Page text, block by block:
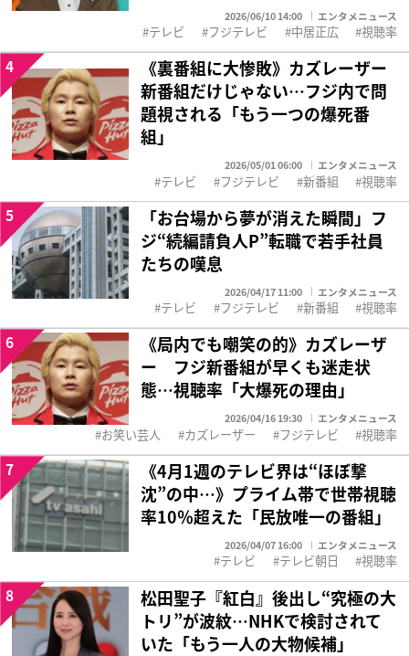
2026/06/10 14:00 エンタメニュース
テレビ フジテレビ 中居正広 視聴率
《裏番組に大惨敗》カズレーザー
新番組だけじゃない…フジ内で問
題視される「もう一つの爆死番
組」
2026/05/01 06:00 エンタメニュース
4
テレビ フジテレビ 新番組 視聴率
「お台場から夢が消えた瞬間」フ
ジ“続編請負人P”転職で若手社員
たちの嘆息
2026/04/17 11:00 エンタメニュース
5
テレビ フジテレビ 新番組 視聴率
《局内でも嘲笑の的》カズレーザ
ー フジ新番組が早くも迷走状
態…視聴率「大爆死の理由」
2026/04/16 19:30 エンタメニュース
6
お笑い芸人 カズレーザー フジテレビ 視聴率
《4月1週のテレビ界は“ほぼ撃
沈”の中…》プライム帯で世帯視聴
率10％超えた「民放唯一の番組」
2026/04/07 16:00 エンタメニュース
7
テレビ テレビ朝日 視聴率
松田聖子『紅白』後出し“究極の大
トリ”が波紋…NHKで検討されて
いた「もう一人の大物候補」
8